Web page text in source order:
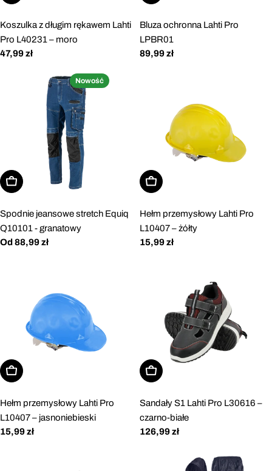
Koszulka z długim rękawem Lahti
Pro L40231 – moro
Cena
47,99 zł
Bluza ochronna Lahti Pro
LPBR01
Cena
89,99 zł
Nowość
Wybierz opcje
Spodnie jeansowe stretch Equiq
Q10101 - granatowy
Cena
Od 88,99 zł
Dodaj do koszyka
Hełm przemysłowy Lahti Pro
L10407 – żółty
Cena
15,99 zł
Dodaj do koszyka
Hełm przemysłowy Lahti Pro
L10407 – jasnoniebieski
Cena
15,99 zł
Wybierz opcje
Sandały S1 Lahti Pro L30616 –
czarno-białe
Cena
126,99 zł